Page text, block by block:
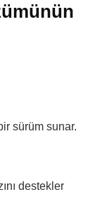
sürüm sunar.
destekler